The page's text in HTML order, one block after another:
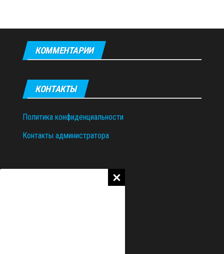
КОММЕНТАРИИ
КОНТАКТЫ
Политика конфиденциальности
Контакты администратора